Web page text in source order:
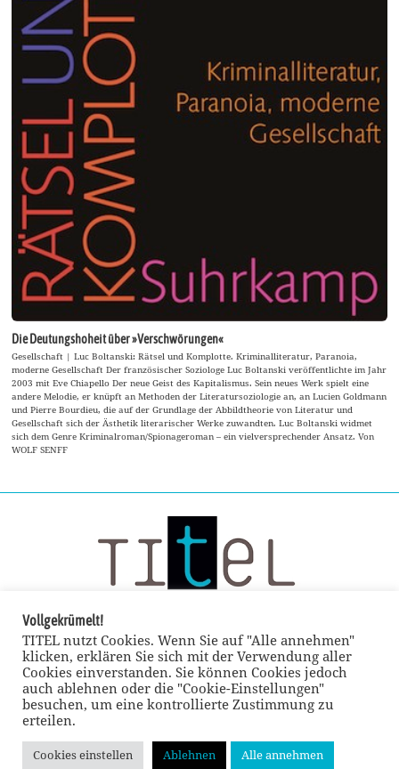
Die Deutungshoheit über »Verschwörungen«
Gesellschaft | Luc Boltanski: Rätsel und Komplotte. Kriminalliteratur, Paranoia,
moderne Gesellschaft Der französischer Soziologe Luc Boltanski veröffentlichte im Jahr
2003 mit Eve Chiapello Der neue Geist des Kapitalismus. Sein neues Werk spielt eine
andere Melodie, er knüpft an Methoden der Literatursoziologie an, an Lucien Goldmann
und Pierre Bourdieu, die auf der Grundlage der Abbildtheorie von Literatur und
Gesellschaft sich der Ästhetik literarischer Werke zuwandten. Luc Boltanski widmet
sich dem Genre Kriminalroman/Spionageroman – ein vielversprechender Ansatz. Von
WOLF SENFF
© TITEL kulturmagazin 2022
Vollgekrümelt!
TITEL nutzt Cookies. Wenn Sie auf "Alle annehmen"
klicken, erklären Sie sich mit der Verwendung aller
Cookies einverstanden. Sie können Cookies jedoch
auch ablehnen oder die "Cookie-Einstellungen"
besuchen, um eine kontrollierte Zustimmung zu
erteilen.
Cookies einstellen Ablehnen Alle annehmen